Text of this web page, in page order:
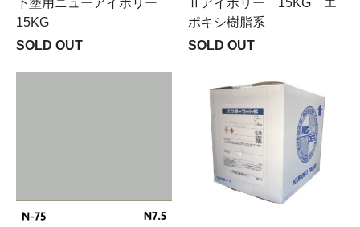
15KG
SOLD OUT
ポキシ樹脂系
SOLD OUT